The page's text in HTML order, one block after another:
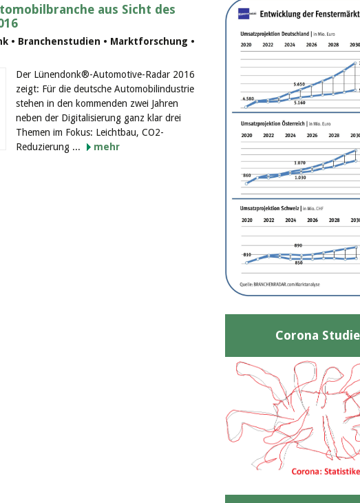
aus Sicht des
• Branchenstudien • Marktforschung •
Der Lünendonk®-Automotive-Radar 2016
zeigt: Für die deutsche Automobilindustrie
stehen in den kommenden zwei Jahren
neben der Digitalisierung ganz klar drei
Themen im Fokus: Leichtbau, CO2-
Reduzierung ...
mehr
Corona